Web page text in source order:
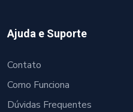
Ajuda e Suporte
Contato
Como Funciona
Dúvidas Frequentes